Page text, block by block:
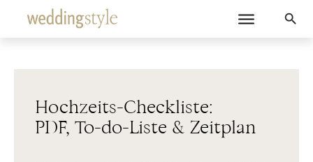
Hochzeits-Checkliste:
PDF, To-do-Liste & Zeitplan